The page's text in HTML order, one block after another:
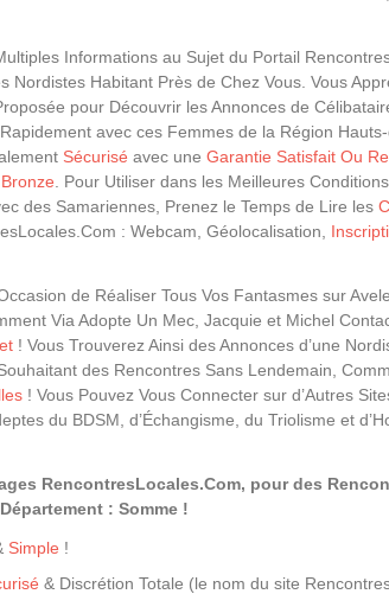
Informations au Sujet du Portail
Nordistes Habitant Près de Chez Vous. Vous
pour Découvrir les Annonces de
avec ces Femmes de la Région
Sécurisé avec une Garantie Satisfait Ou
Bronze . Pour Utiliser dans les Meilleures
des Samariennes, Prenez le Temps de Lire les
: Webcam, Géolocalisation,
de Réaliser Tous Vos Fantasmes sur
Via Adopte Un Mec, Jacquie et Michel
! Vous Trouverez Ainsi des Annonces d’une
des Rencontres Sans Lendemain,
! Vous Pouvez Vous Connecter sur d’Autres
du BDSM, d’Échangisme, du Triolisme et
RencontresLocales.Com, pour des
: Somme !
Simple !
& Discrétion Totale (le nom du site